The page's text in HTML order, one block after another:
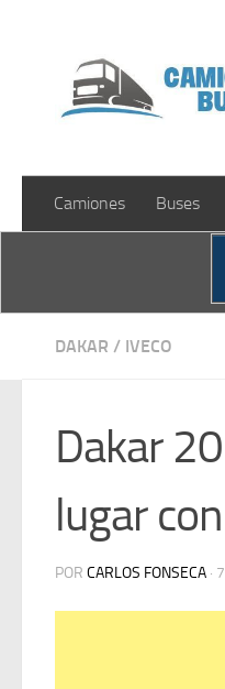
Camiones Buses
DAKAR / IVECO
Dakar
lugar
POR CARLOS FONSECA ·